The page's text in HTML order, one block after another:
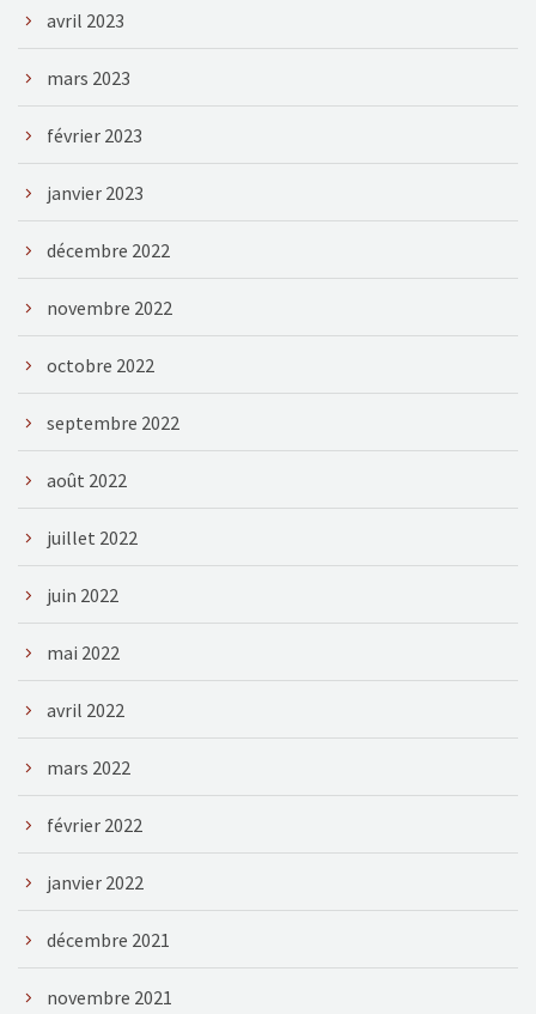
avril 2023
mars 2023
février 2023
janvier 2023
décembre 2022
novembre 2022
octobre 2022
septembre 2022
août 2022
juillet 2022
juin 2022
mai 2022
avril 2022
mars 2022
février 2022
janvier 2022
décembre 2021
novembre 2021